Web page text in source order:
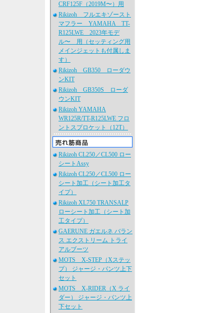
CRF125F（2019M〜）用
Rikizoh フルエキゾースト
マフラー YAMAHA TT-
R125LWE 2023年モデ
ル〜 用（セッティング用
メインジェットも付属しま
す）
Rikizoh GB350 ローダウ
ンKIT
Rikizoh GB350S ローダ
ウンKIT
Rikizoh YAMAHA
WR125R/TT-R125LWE フロ
ントスプロケット（12T）
Rikizoh CL250／CL500 ロー
シートAssy
Rikizoh CL250／CL500 ロー
シート加工（シート加工タ
イプ）
Rikizoh XL750 TRANSALP
ローシート加工（シート加
工タイプ）
GAERUNE ガエルネ バラン
ス エクストリーム トライ
アルブーツ
MOTS X-STEP（Xステッ
プ） ジャージ・パンツ上下
セット
MOTS X-RIDER（X ライ
ダー） ジャージ・パンツ上
下セット